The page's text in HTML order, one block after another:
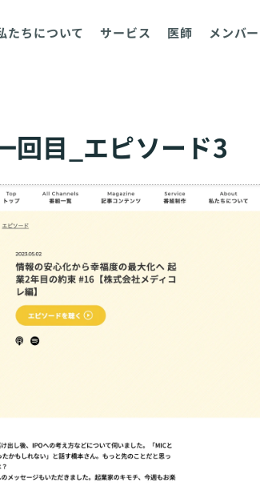
たちについて サービス 医師 メンバー
回目_エピソード3